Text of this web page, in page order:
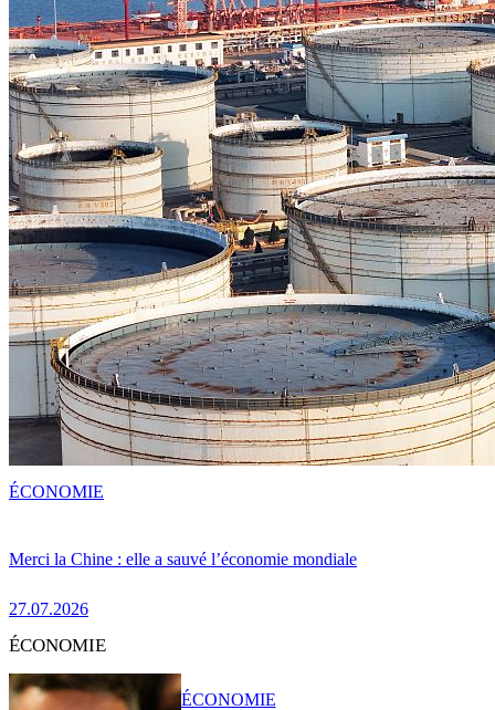
Merci la Chine : elle a sauvé l’économie mondiale
27.07.2026
ÉCONOMIE
ÉCONOMIE
ÉCONOMIE